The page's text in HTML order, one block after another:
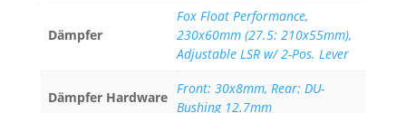
Dämpfer
Fox Float Performance,
230x60mm (27.5: 210x55mm),
Adjustable LSR w/ 2-Pos. Lever
Dämpfer Hardware
Front: 30x8mm, Rear: DU-
Bushing 12.7mm